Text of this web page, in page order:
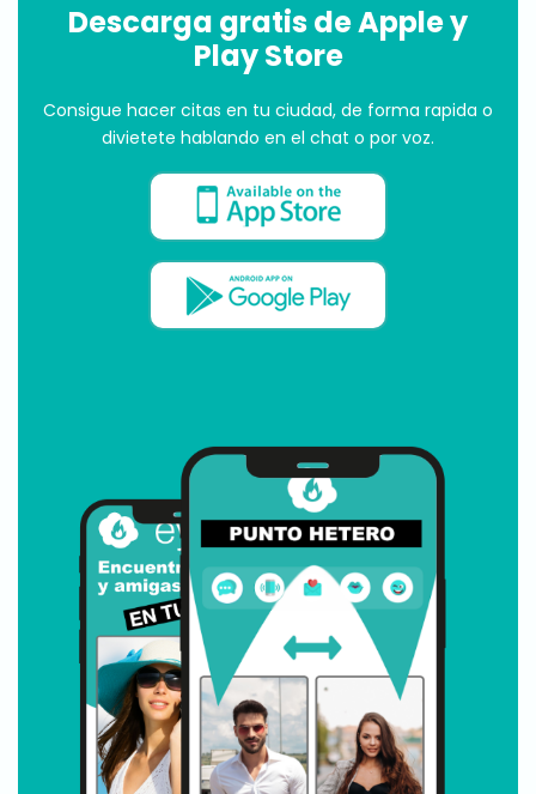
Descarga gratis de Apple y
Play Store
Consigue hacer citas en tu ciudad, de forma rapida o
divietete hablando en el chat o por voz.